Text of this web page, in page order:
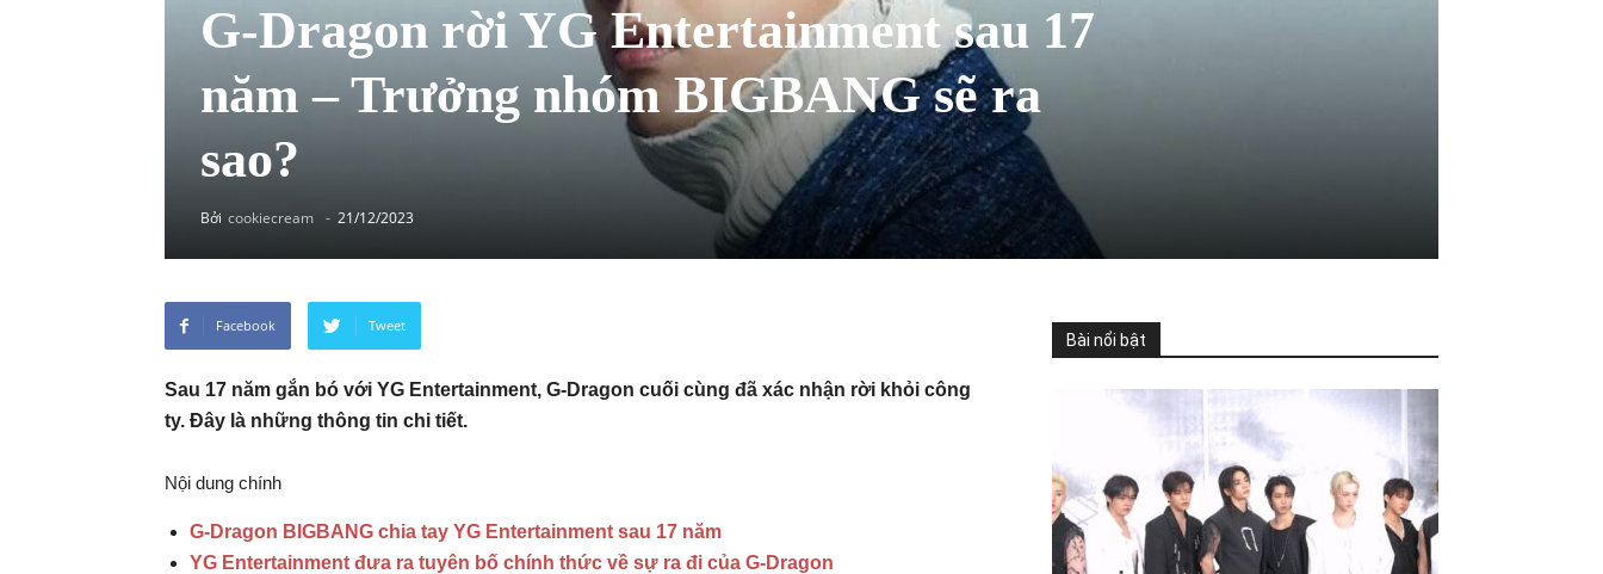
G-Dragon rời YG Entertainment sau 17
năm – Trưởng nhóm BIGBANG sẽ ra
sao?
Bởi cookiecream - 21/12/2023
Facebook Tweet
Sau 17 năm gắn bó với YG Entertainment, G-Dragon cuối cùng đã xác nhận rời khỏi công
ty. Đây là những thông tin chi tiết.
Nội dung chính
G-Dragon BIGBANG chia tay YG Entertainment sau 17 năm
YG Entertainment đưa ra tuyên bố chính thức về sự ra đi của G-Dragon
Bài nổi bật